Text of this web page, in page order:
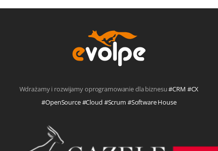
Wdrażamy i rozwijamy oprogramowanie dla biznesu#CRM #CX
#OpenSource #Cloud #Scrum #Software House